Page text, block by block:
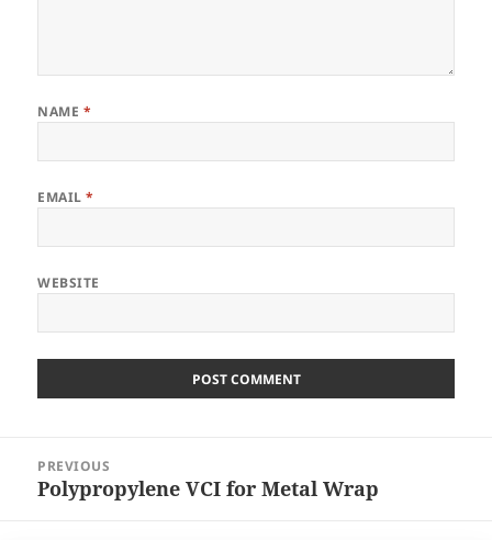
NAME *
EMAIL*
WEBSITE
navigation
PREVIOUS
Previous
Polypropylene VCI for Metal Wrap